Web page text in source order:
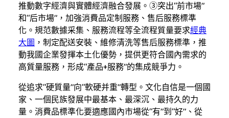
推動數字經濟與實體經濟融合發展。③突出“前市場”
和“后市場”，加強消費品定制服務、售后服務標準
化。規范數據采集、服務流程等全流程質量要求經典
大圖 ，制定配送安裝、維修清洗等售后服務標準，推
動我國企業發揮本土化優勢，提供更符合國內需求的
高質量服務，形成“產品+服務”的集成競爭力。
從追求“硬質量”向“軟硬并重”轉型。文化自信是一個國
家、一個民族發展中最基本、最深沉、最持久的力
量。消費品標準化要適應國內市場從“有”到“好”、從